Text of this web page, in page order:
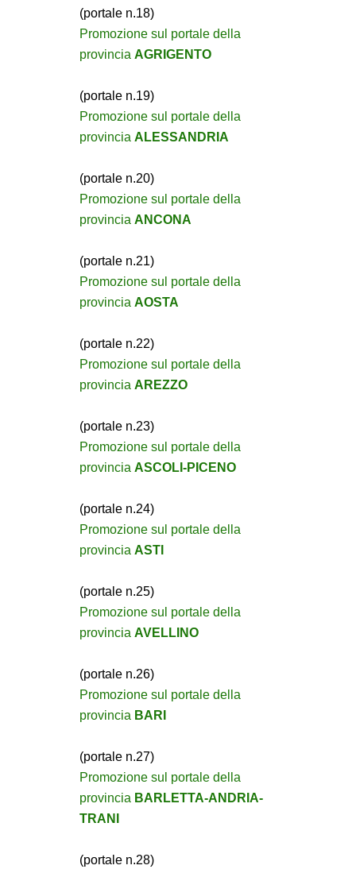
(portale n.18)
Promozione sul portale della
provincia AGRIGENTO
(portale n.19)
Promozione sul portale della
provincia ALESSANDRIA
(portale n.20)
Promozione sul portale della
provincia ANCONA
(portale n.21)
Promozione sul portale della
provincia AOSTA
(portale n.22)
Promozione sul portale della
provincia AREZZO
(portale n.23)
Promozione sul portale della
provincia ASCOLI-PICENO
(portale n.24)
Promozione sul portale della
provincia ASTI
(portale n.25)
Promozione sul portale della
provincia AVELLINO
(portale n.26)
Promozione sul portale della
provincia BARI
(portale n.27)
Promozione sul portale della
provincia BARLETTA-ANDRIA-
TRANI
(portale n.28)